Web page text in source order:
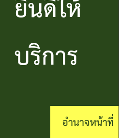
ยุทธศาสตร์
อำนาจ
หน้าที่
ฟอร์ม
ต่างๆ
แบบสอบถาม
ส่วน
ราชการ
สำนัก
สถานะ
ทางการ
ประชาชน
ทุกข์
กระดาน
สนทนา
ยินดีให้
บริการ
อำนาจหน้าที่